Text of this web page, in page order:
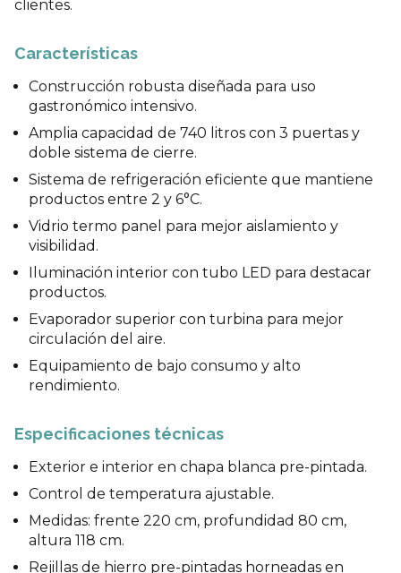
clientes.
Características
Construcción robusta diseñada para uso
gastronómico intensivo.
Amplia capacidad de 740 litros con 3 puertas y
doble sistema de cierre.
Sistema de refrigeración eficiente que mantiene
productos entre 2 y 6°C.
Vidrio termo panel para mejor aislamiento y
visibilidad.
Iluminación interior con tubo LED para destacar
productos.
Evaporador superior con turbina para mejor
circulación del aire.
Equipamiento de bajo consumo y alto
rendimiento.
Especificaciones técnicas
Exterior e interior en chapa blanca pre-pintada.
Control de temperatura ajustable.
Medidas: frente 220 cm, profundidad 80 cm,
altura 118 cm.
Rejillas de hierro pre-pintadas horneadas en